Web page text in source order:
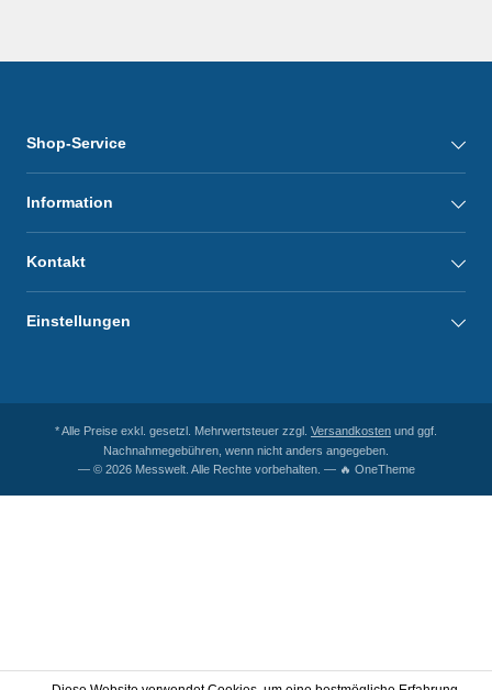
Shop-Service
Information
Kontakt
Einstellungen
* Alle Preise exkl. gesetzl. Mehrwertsteuer zzgl. Versandkosten und ggf.
Nachnahmegebühren, wenn nicht anders angegeben.
— © 2026 Messwelt. Alle Rechte vorbehalten. — 🔥 OneTheme